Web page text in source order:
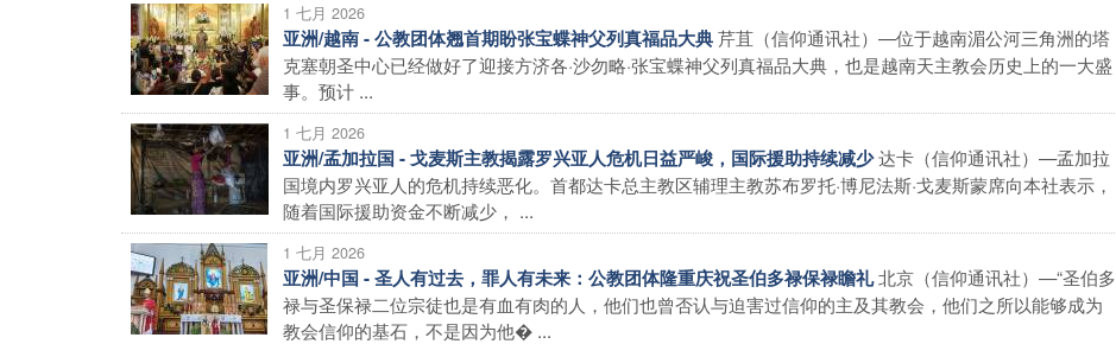
1 七月 2026
亚洲/越南 - 公教团体翘首期盼张宝蝶神父列真福品大典芹苴（信仰通讯社）—位于越南湄公河三角洲的塔
克塞朝圣中心已经做好了迎接方济各·沙勿略·张宝蝶神父列真福品大典，也是越南天主教会历史上的一大盛
事。预计 ...
1 七月 2026
亚洲/孟加拉国 - 戈麦斯主教揭露罗兴亚人危机日益严峻，国际援助持续减少达卡（信仰通讯社）—孟加拉
国境内罗兴亚人的危机持续恶化。首都达卡总主教区辅理主教苏布罗托·博尼法斯·戈麦斯蒙席向本社表示，
随着国际援助资金不断减少， ...
1 七月 2026
亚洲/中国 - 圣人有过去，罪人有未来：公教团体隆重庆祝圣伯多禄保禄瞻礼北京（信仰通讯社）—“圣伯多
禄与圣保禄二位宗徒也是有血有肉的人，他们也曾否认与迫害过信仰的主及其教会，他们之所以能够成为
教会信仰的基石，不是因为他� ...